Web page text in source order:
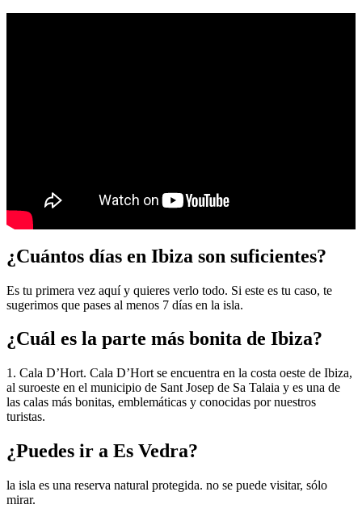
¿Cuántos días en Ibiza son suficientes?
Es tu primera vez aquí y quieres verlo todo. Si este es tu caso, te
sugerimos que pases al menos 7 días en la isla.
¿Cuál es la parte más bonita de Ibiza?
1. Cala D’Hort. Cala D’Hort se encuentra en la costa oeste de Ibiza,
al suroeste en el municipio de Sant Josep de Sa Talaia y es una de
las calas más bonitas, emblemáticas y conocidas por nuestros
turistas.
¿Puedes ir a Es Vedra?
la isla es una reserva natural protegida. no se puede visitar, sólo
mirar.